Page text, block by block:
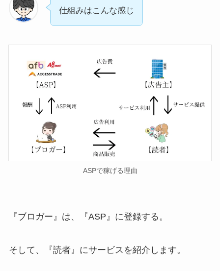
仕組みはこんな感じ
ASPで稼げる理由
『ブロガー』は、『ASP』に登録する。
そして、『読者』にサービスを紹介します。